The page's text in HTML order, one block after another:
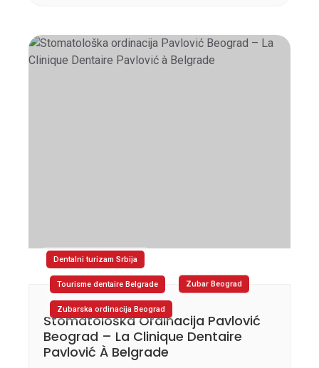
Dentalni turizam Srbija
Tourisme dentaire Belgrade Zubar Beograd
Zubarska ordinacija Beograd
Stomatološka Ordinacija Pavlović
Beograd – La Clinique Dentaire
Pavlović À Belgrade